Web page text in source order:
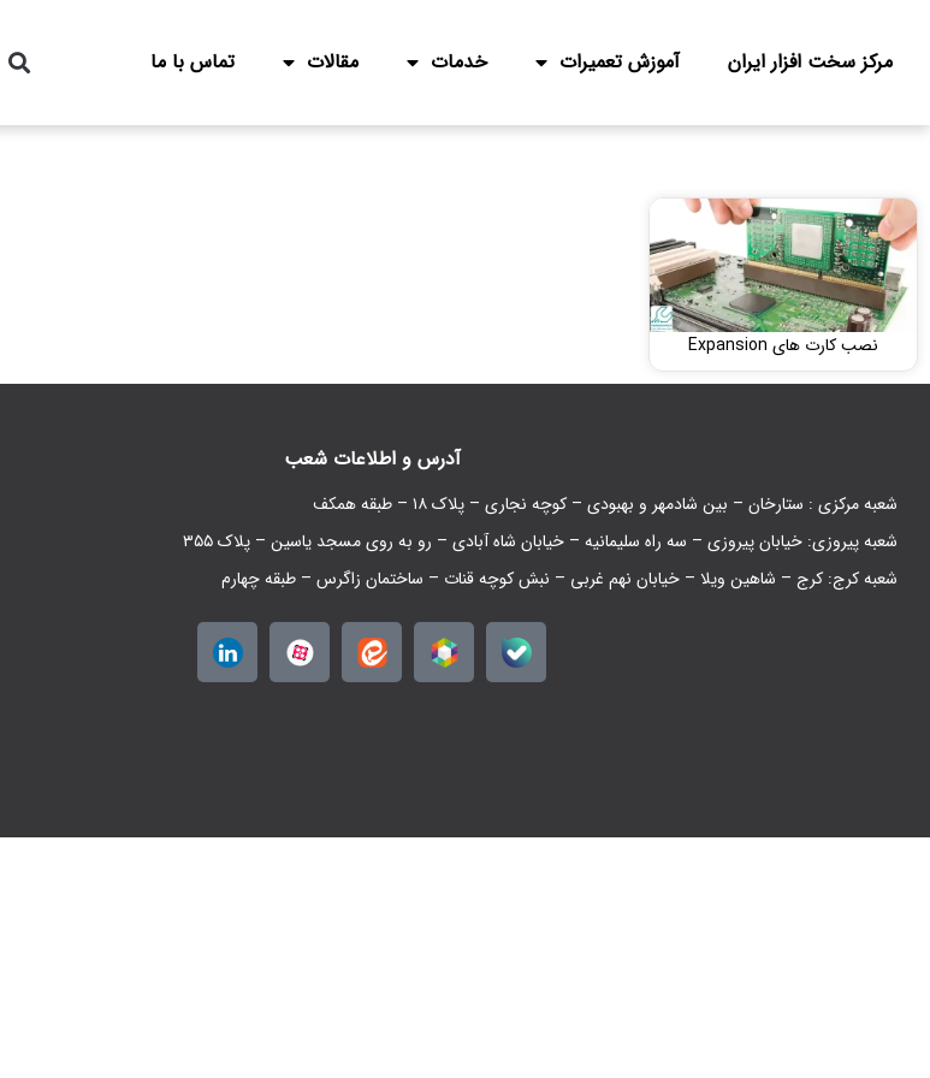
مرکز سخت افزار ایران آموزش تعمیرات خدمات مقالات تماس با ما
نصب کارت های Expansion
آدرس و اطلاعات شعب
شعبه مرکزی : ستارخان – بین شادمهر و بهبودی – کوچه نجاری – پلاک ۱۸ – طبقه همکف
شعبه پیروزی: خیابان پیروزی – سه راه سلیمانیه – خیابان شاه آبادی – رو به روی مسجد یاسین – پلاک ۳۵۵
شعبه کرج: کرج – شاهین ویلا – خیابان نهم غربی – نبش کوچه قنات – ساختمان زاگرس – طبقه چهارم